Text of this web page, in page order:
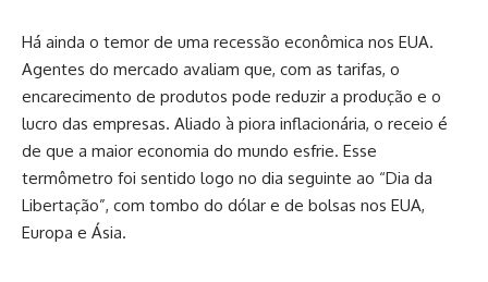
Há ainda o temor de uma recessão econômica nos EUA.
Agentes do mercado avaliam que, com as tarifas, o
encarecimento de produtos pode reduzir a produção e o
lucro das empresas. Aliado à piora inflacionária, o receio é
de que a maior economia do mundo esfrie. Esse
termômetro foi sentido logo no dia seguinte ao “Dia da
Libertação”, com tombo do dólar e de bolsas nos EUA,
Europa e Ásia.